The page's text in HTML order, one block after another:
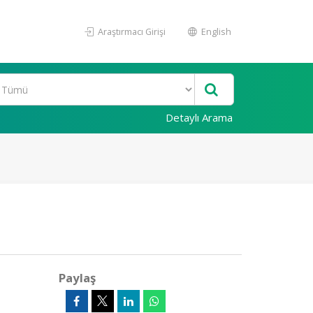
Araştırmacı Girişi English
Detaylı Arama
Paylaş